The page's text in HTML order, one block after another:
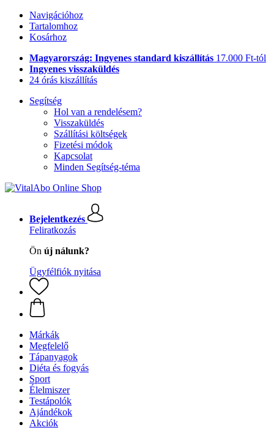
Navigációhoz
Tartalomhoz
Kosárhoz
Magyarország: Ingyenes standard kiszállítás 17.000 Ft-tól
Ingyenes visszaküldés
24 órás kiszállítás
Segítség
Hol van a rendelésem?
Visszaküldés
Szállítási költségek
Fizetési módok
Kapcsolat
Minden Segítség-téma
Bejelentkezés
Feliratkozás
Ön új nálunk?
Ügyfélfiók nyitása
Márkák
Megfelelő
Tápanyagok
Diéta és fogyás
Sport
Élelmiszer
Testápolók
Ajándékok
Akciók